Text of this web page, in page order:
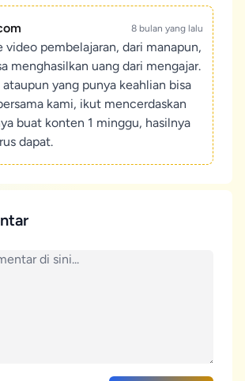
8 bulan yang lalu
video pembelajaran, dari manapun,
menghasilkan uang dari mengajar.
ataupun yang punya keahlian bisa
kami, ikut mencerdaskan
buat konten 1 minggu, hasilnya
dapat.